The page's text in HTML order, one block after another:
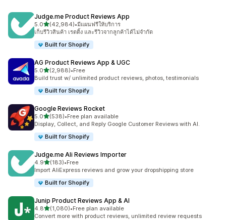
Judge.me Product Reviews App
5.0เต็ม 5 ดาว
(42,984)
ทั้งหมด 42984 รีวิว
•มีแผนฟรีให้บริการ
เก็บรีวิวสินค้า เรตติ้ง และรีวิวจากลูกค้าได้ไม่จำกัด
Built for Shopify
AG Product Reviews App & UGC
5.0เต็ม 5 ดาว
(2,988)
ทั้งหมด 2988 รีวิว
•Free
Build trust w/ unlimited product reviews, photos, testimonials
Built for Shopify
Google Reviews Rocket
5.0เต็ม 5 ดาว
(538)
ทั้งหมด 538 รีวิว
•Free plan available
Display, Collect, and Reply Google Customer Reviews with AI.
Built for Shopify
Judge.me Ali Reviews Importer
4.9เต็ม 5 ดาว
(183)
ทั้งหมด 183 รีวิว
•Free
Import AliExpress reviews and grow your dropshipping store
Built for Shopify
Junip Product Reviews App & AI
4.8เต็ม 5 ดาว
(1,080)
ทั้งหมด 1080 รีวิว
•Free plan available
Convert more with product reviews, unlimited review requests